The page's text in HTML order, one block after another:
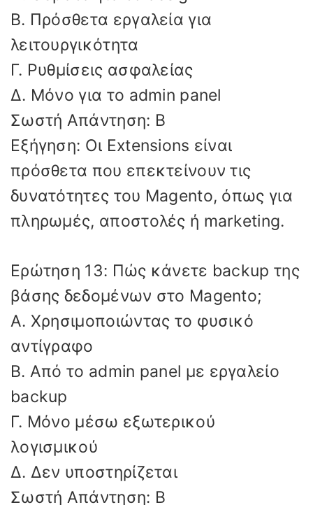
Β. Πρόσθετα εργαλεία για
λειτουργικότητα
Γ. Ρυθμίσεις ασφαλείας
Δ. Μόνο για το admin panel
Σωστή Απάντηση: Β
Εξήγηση: Οι Extensions είναι
πρόσθετα που επεκτείνουν τις
δυνατότητες του Magento, όπως για
πληρωμές, αποστολές ή marketing.
Ερώτηση 13: Πώς κάνετε backup της
βάσης δεδομένων στο Magento;
Α. Χρησιμοποιώντας το φυσικό
αντίγραφο
Β. Από το admin panel με εργαλείο
backup
Γ. Μόνο μέσω εξωτερικού
λογισμικού
Δ. Δεν υποστηρίζεται
Σωστή Απάντηση: Β